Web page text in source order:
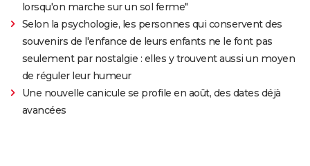
lorsqu'on marche sur un sol ferme"
Selon la psychologie, les personnes qui conservent des
souvenirs de l'enfance de leurs enfants ne le font pas
seulement par nostalgie : elles y trouvent aussi un moyen
de réguler leur humeur
Une nouvelle canicule se profile en août, des dates déjà
avancées